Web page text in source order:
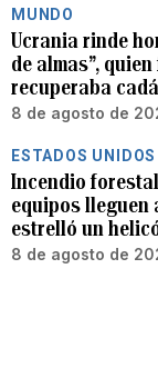
MUNDO
Ucrania rinde
de almas”,
recuperaba
8 de agosto de
ESTADOS UNIDOS
Incendio
equipos lleguen
estrelló un
8 de agosto de